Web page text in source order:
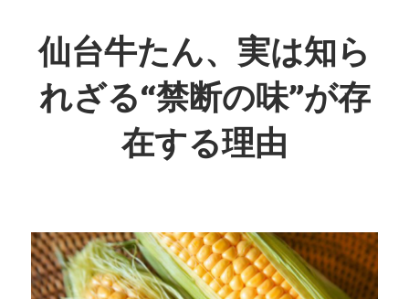
ン
テ
ン
プ
仙台牛たん、実は知ら
れざる“禁断の味”が存
在する理由
発！
秘
伝